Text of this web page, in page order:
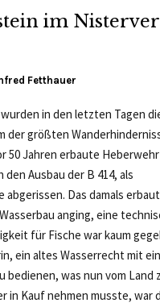
im
Fetthauer
in den letzten Tagen
der größten
50 Jahren erbaute
Ausbau der B 414, als
abgerissen. Das damals
anging, eine
für Fische war kaum
ein altes Wasserrecht mit
bedienen, was nun vom Land
in Kauf nehmen musste, war